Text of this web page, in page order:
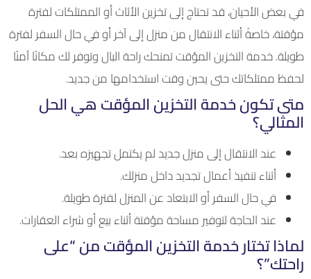
في بعض الأحيان، قد تحتاج إلى تخزين الأثاث أو الممتلكات لفترة
مؤقتة، خاصةً أثناء الانتقال من منزل إلى آخر أو في حال السفر لفترة
طويلة. خدمة التخزين المؤقت تمنحك راحة البال وتوفر لك مكانًا آمنًا
لحفظ ممتلكاتك حتى يحين وقت استخدامها من جديد.
متى تكون خدمة التخزين المؤقت هي الحل
المثالي؟
عند الانتقال إلى منزل جديد لم يكتمل تجهيزه بعد.
أثناء تنفيذ أعمال تجديد داخل منزلك.
في حال السفر أو الابتعاد عن المنزل لفترة طويلة.
عند الحاجة لتوفير مساحة مؤقتة أثناء بيع أو شراء العقارات.
لماذا تختار خدمة التخزين المؤقت من “على
راحتك”؟